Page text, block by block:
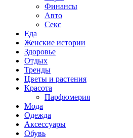
Финансы
Авто
Секс
Еда
Женские истории
Здоровье
Отдых
Тренды
Цветы и растения
Красота
Парфюмерия
Мода
Одежда
Аксессуары
Обувь